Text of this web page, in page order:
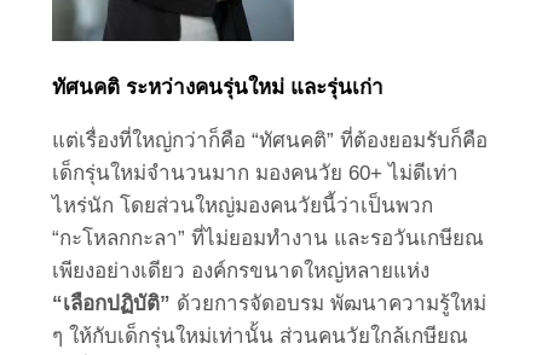
ทัศนคติ ระหว่างคนรุ่นใหม่ และรุ่นเก่า
แต่เรื่องที่ใหญ่กว่าก็คือ “ทัศนคติ” ที่ต้องยอมรับก็คือ
เด็กรุ่นใหม่จำนวนมาก มองคนวัย 60+ ไม่ดีเท่า
ไหร่นัก โดยส่วนใหญ่มองคนวัยนี้ว่าเป็นพวก
“กะโหลกกะลา” ที่ไม่ยอมทำงาน และรอวันเกษียณ
เพียงอย่างเดียว องค์กรขนาดใหญ่หลายแห่ง
“เลือกปฏิบัติ” ด้วยการจัดอบรม พัฒนาความรู้ใหม่
ๆ ให้กับเด็กรุ่นใหม่เท่านั้น ส่วนคนวัยใกล้เกษียณ